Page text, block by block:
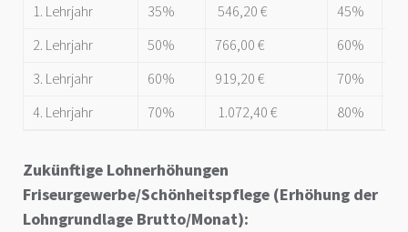
1. Lehrjahr
35% 546,20 € 45%
2. Lehrjahr
50% 766,00 € 60%
3. Lehrjahr
60% 919,20 € 70%
4. Lehrjahr
70% 1.072,40 € 80%
Zukünftige Lohnerhöhungen
Friseurgewerbe/Schönheitspflege (Erhöhung der
Lohngrundlage Brutto/Monat):